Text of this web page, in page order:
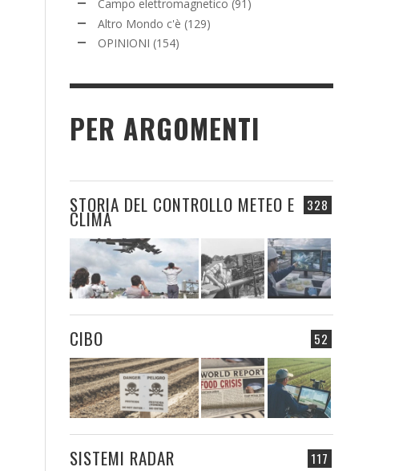
Campo elettromagnetico (91)
Altro Mondo c'è (129)
OPINIONI (154)
PER ARGOMENTI
328
STORIA DEL CONTROLLO METEO E
CLIMA
52
CIBO
117
SISTEMI RADAR